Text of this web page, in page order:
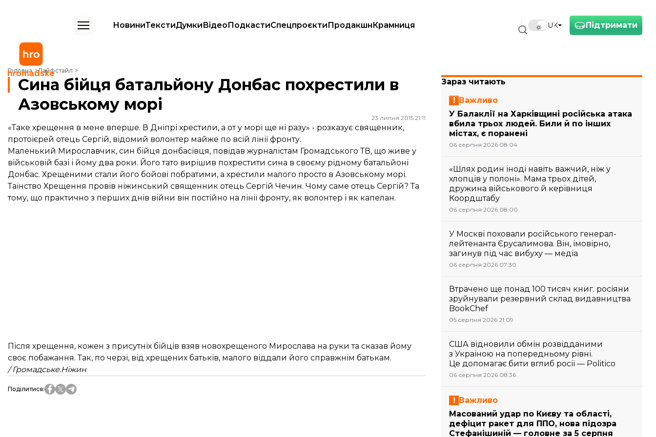
Підтримати
UK
НовиниТекстиДумкиВідеоПодкастиСпецпроєктиПродакшнКрамниця
Головна Лайфстайл
Сина бійця батальйону Донбас похрестили в Азовському морі
Сина бійця батальйону Донбас похрестили в
Азовському морі
23 липня 2015 21:11
«Таке хрещення в мене вперше. В Дніпрі хрестили, а от у морі ще ні разу» - розказує священник,
протоієрей отець Сергій, відомий волонтер майже по всій лінії фронту.
Маленький Мирославчик, син бійця донбасівця, повідав журналістам Громадського ТВ, що живе у
військовій базі і йому два роки. Його тато вирішив похрестити сина в своєму рідному батальйоні
Донбас. Хрещеними стали його бойові побратими, а хрестили малого просто в Азовському морі.
Таїнство Хрещення провів ніжинський священник отець Сергій Чечин. Чому саме отець Сергій? Та
тому, що практично з перших днів війни він постійно на лінії фронту, як волонтер і як капелан.
Після хрещення, кожен з присутніх бійців взяв новохрещеного Мирослава на руки та сказав йому
своє побажання. Так, по черзі, від хрещених батьків, малого віддали його справжнім батькам.
/ Громадське.Ніжин
Поділитися:
Зараз читають
Важливо
У Балаклії на Харківщині російська атака
вбила трьох людей. Били й по інших
містах, є поранені
06 серпня 2026 08:04
«Шлях родин іноді навіть важчий, ніж у
хлопців у полоні». Мама трьох дітей,
дружина військового й керівниця
Коордштабу
06 серпня 2026 08:00
У Москві поховали російського генерал-
лейтенанта Єрусалимова. Він, імовірно,
загинув під час вибуху — медіа
06 серпня 2026 07:30
Втрачено ще понад 100 тисяч книг. росіяни
зруйнували резервний склад видавництва
BookChef
05 серпня 2026 21:09
США відновили обмін розвідданими
з Україною на попередньому рівні.
Це допомагає бити вглиб росії — Politico
06 серпня 2026 08:36
Важливо
Масований удар по Києву та області,
дефіцит ракет для ППО, нова підозра
Стефанішиній — головне за 5 серпня